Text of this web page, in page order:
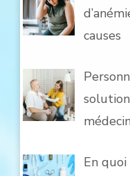
causes
En